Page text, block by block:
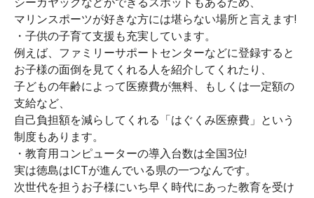
マリンスポーツが好きな方には堪らない場所と言えます!
・子供の子育て支援も充実しています。
例えば、ファミリーサポートセンターなどに登録すると
お子様の面倒を見てくれる人を紹介してくれたり、
子どもの年齢によって医療費が無料、もしくは一定額の
支給など、
自己負担額を減らしてくれる「はぐくみ医療費」という
制度もあります。
・教育用コンピューターの導入台数は全国3位!
実は徳島はICTが進んでいる県の一つなんです。
次世代を担うお子様にいち早く時代にあった教育を受け